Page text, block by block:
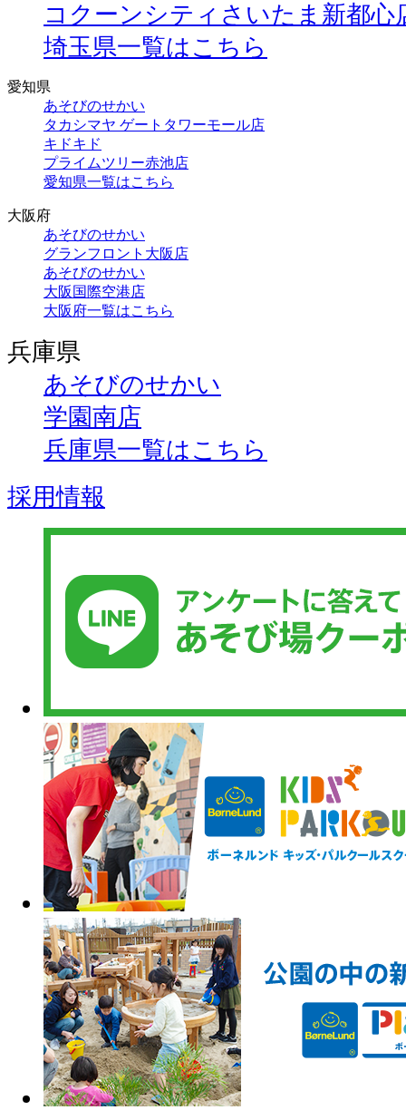
コクーンシティさいたま新都心
埼玉県一覧はこちら
愛知県
あそびのせかい
タカシマヤ ゲートタワーモール店
キドキド
プライムツリー赤池店
愛知県一覧はこちら
大阪府
あそびのせかい
グランフロント大阪店
あそびのせかい
大阪国際空港店
大阪府一覧はこちら
兵庫県
あそびのせかい
学園南店
兵庫県一覧はこちら
採用情報